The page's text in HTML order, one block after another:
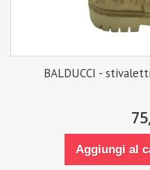
BALDUCCI -
Aggiungi al